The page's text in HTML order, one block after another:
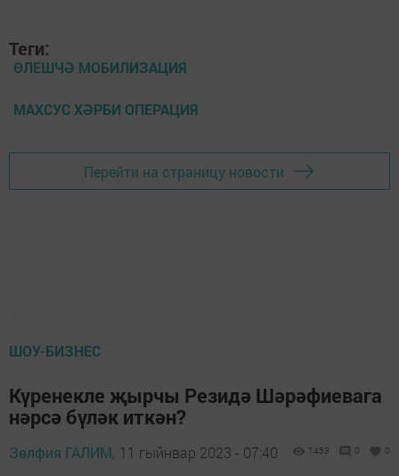
Теги:
ӨЛЕШЧӘ МОБИЛИЗАЦИЯ
МАХСУС ХӘРБИ ОПЕРАЦИЯ
Перейти на страницу новости
ШОУ-БИЗНЕС
Күренекле җырчы Резидә Шәрәфиевага
нәрсә бүләк иткән?
Зөлфия ГАЛИМ, 11 гыйнвар 2023 - 07:40 1453 0 0